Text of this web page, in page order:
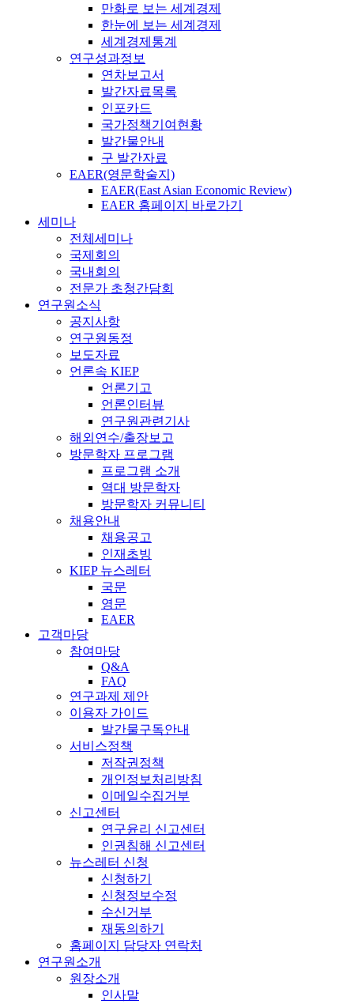
만화로 보는 세계경제
한눈에 보는 세계경제
세계경제통계
연구성과정보
연차보고서
발간자료목록
인포카드
국가정책기여현황
발간물안내
구 발간자료
EAER(영문학술지)
EAER(East Asian Economic Review)
EAER 홈페이지 바로가기
세미나
전체세미나
국제회의
국내회의
전문가 초청간담회
연구원소식
공지사항
연구원동정
보도자료
언론속 KIEP
언론기고
언론인터뷰
연구원관련기사
해외연수/출장보고
방문학자 프로그램
프로그램 소개
역대 방문학자
방문학자 커뮤니티
채용안내
채용공고
인재초빙
KIEP 뉴스레터
국문
영문
EAER
고객마당
참여마당
Q&A
FAQ
연구과제 제안
이용자 가이드
발간물구독안내
서비스정책
저작권정책
개인정보처리방침
이메일수집거부
신고센터
연구윤리 신고센터
인권침해 신고센터
뉴스레터 신청
신청하기
신청정보수정
수신거부
재동의하기
홈페이지 담당자 연락처
연구원소개
원장소개
인사말